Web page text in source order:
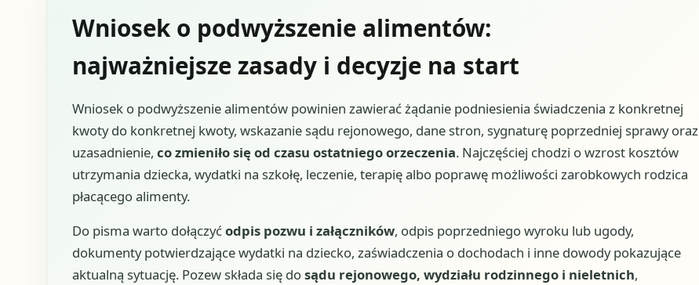
Wniosek o podwyższenie alimentów:
najważniejsze zasady i decyzje na start
Wniosek o podwyższenie alimentów powinien zawierać żądanie podniesienia świadczenia z konkretnej
kwoty do konkretnej kwoty, wskazanie sądu rejonowego, dane stron, sygnaturę poprzedniej sprawy oraz
uzasadnienie, co zmieniło się od czasu ostatniego orzeczenia. Najczęściej chodzi o wzrost kosztów
utrzymania dziecka, wydatki na szkołę, leczenie, terapię albo poprawę możliwości zarobkowych rodzica
płacącego alimenty.
Do pisma warto dołączyćodpis pozwu i załączników, odpis poprzedniego wyroku lub ugody,
dokumenty potwierdzające wydatki na dziecko, zaświadczenia o dochodach i inne dowody pokazujące
aktualną sytuację. Pozew składa się dosądu rejonowego, wydziału rodzinnego i nieletnich,